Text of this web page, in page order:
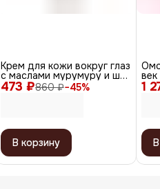
473 ₽860 ₽−45%
Крем для кожи вокруг глаз
с маслами мурумуру и ши,
20 мл
В корзину
1
30